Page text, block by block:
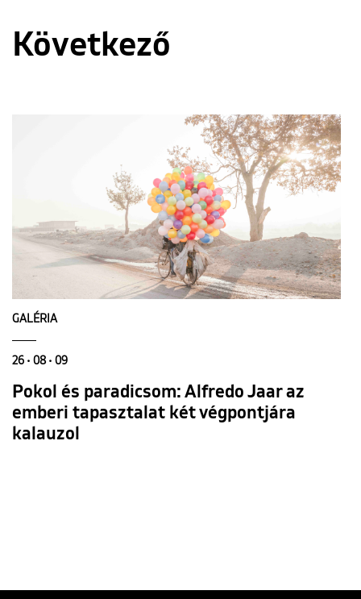
Következő
GALÉRIA
26 • 08 • 09
Pokol és paradicsom: Alfredo Jaar az
emberi tapasztalat két végpontjára
kalauzol